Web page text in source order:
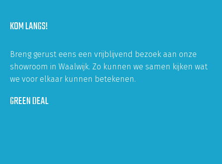
KOM LANGS!
Breng gerust eens een vrijblijvend bezoek aan onze
showroom in Waalwijk. Zo kunnen we samen kijken wat
we voor elkaar kunnen betekenen.
GREEN DEAL